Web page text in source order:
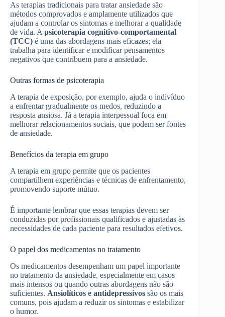
As terapias tradicionais para tratar ansiedade são
métodos comprovados e amplamente utilizados que
ajudam a controlar os sintomas e melhorar a qualidade
de vida. A psicoterapia cognitivo-comportamental
(TCC) é uma das abordagens mais eficazes; ela
trabalha para identificar e modificar pensamentos
negativos que contribuem para a ansiedade.
Outras formas de psicoterapia
A terapia de exposição, por exemplo, ajuda o indivíduo
a enfrentar gradualmente os medos, reduzindo a
resposta ansiosa. Já a terapia interpessoal foca em
melhorar relacionamentos sociais, que podem ser fontes
de ansiedade.
Benefícios da terapia em grupo
A terapia em grupo permite que os pacientes
compartilhem experiências e técnicas de enfrentamento,
promovendo suporte mútuo.
É importante lembrar que essas terapias devem ser
conduzidas por profissionais qualificados e ajustadas às
necessidades de cada paciente para resultados efetivos.
O papel dos medicamentos no tratamento
Os medicamentos desempenham um papel importante
no tratamento da ansiedade, especialmente em casos
mais intensos ou quando outras abordagens não são
suficientes. Ansiolíticos e antidepressivos são os mais
comuns, pois ajudam a reduzir os sintomas e estabilizar
o humor.